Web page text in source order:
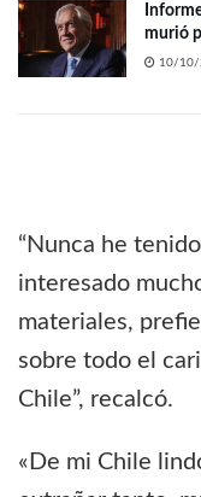
murió
10/10/
“Nunca he
interesado
materiales,
sobre todo el
Chile”, recalcó.
«De mi Chile